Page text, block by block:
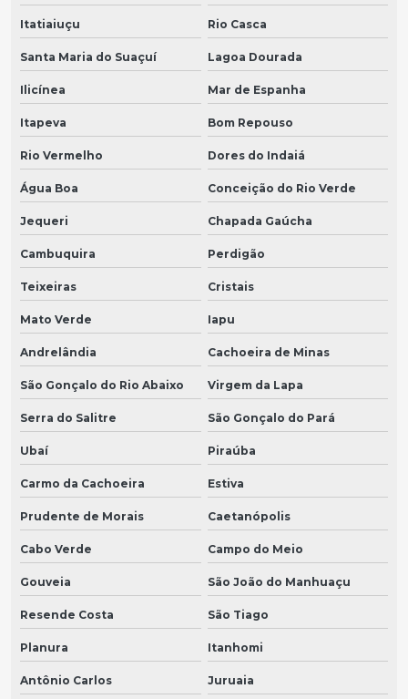
Itatiaiuçu Rio Casca
Santa Maria do Suaçuí Lagoa Dourada
Ilicínea Mar de Espanha
Itapeva Bom Repouso
Rio Vermelho Dores do Indaiá
Água Boa Conceição do Rio Verde
Jequeri Chapada Gaúcha
Cambuquira Perdigão
Teixeiras Cristais
Mato Verde Iapu
Andrelândia Cachoeira de Minas
São Gonçalo do Rio Abaixo Virgem da Lapa
Serra do Salitre São Gonçalo do Pará
Ubaí Piraúba
Carmo da Cachoeira Estiva
Prudente de Morais Caetanópolis
Cabo Verde Campo do Meio
Gouveia São João do Manhuaçu
Resende Costa São Tiago
Planura Itanhomi
Antônio Carlos Juruaia